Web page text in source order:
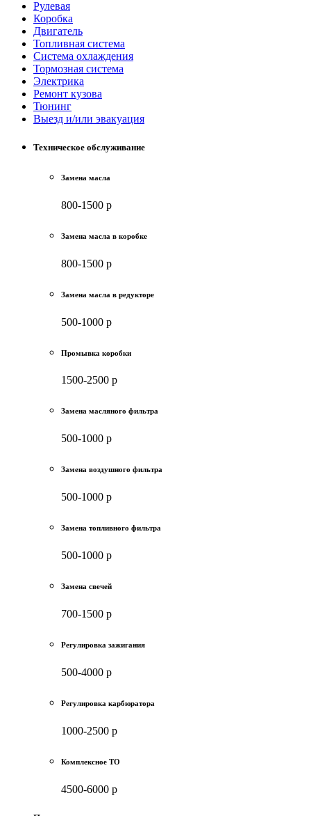
Рулевая
Коробка
Двигатель
Топливная система
Система охлаждения
Тормозная система
Электрика
Ремонт кузова
Тюнинг
Выезд и/или эвакуация
Техническое обслуживание
Замена масла
800-1500 р
Замена масла в коробке
800-1500 р
Замена масла в редукторе
500-1000 р
Промывка коробки
1500-2500 р
Замена масляного фильтра
500-1000 р
Замена воздушного фильтра
500-1000 р
Замена топливного фильтра
500-1000 р
Замена свечей
700-1500 р
Регулировка зажигания
500-4000 р
Регулировка карбюратора
1000-2500 р
Комплексное ТО
4500-6000 р